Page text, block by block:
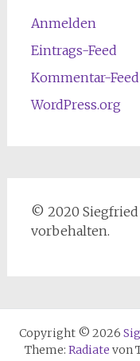
Anmelden
Eintrags-Feed
Kommentar-Feed
WordPress.org
© 2020 Siegfried
vorbehalten.
Copyright © 2026
Theme: Radiate von